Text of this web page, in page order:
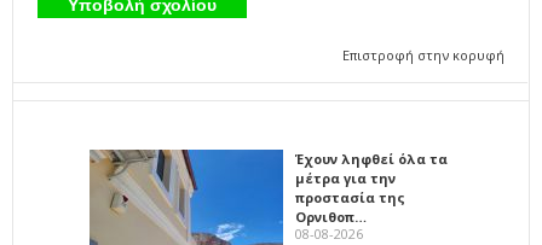
Επιστροφή στην κορυφή
Έχουν ληφθεί όλα τα
μέτρα για την
προστασία της
Ορνιθοπ…
08-08-2026